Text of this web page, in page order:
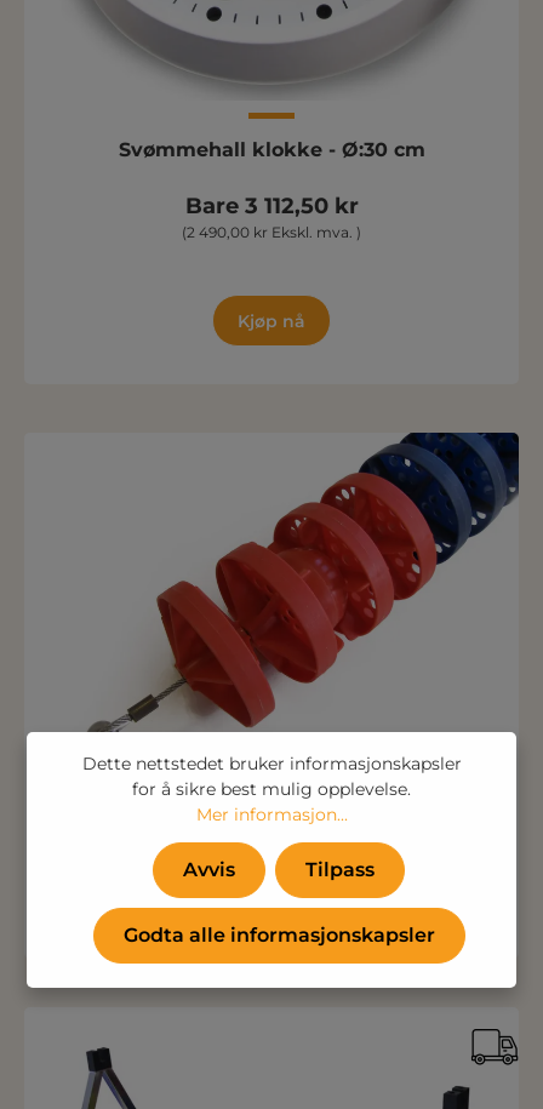
Svømmehall klokke - Ø:30 cm
Bare 3 112,50 kr
(2 490,00 kr Ekskl. mva. )
Kjøp nå
Banemarkering Moscovo - 25 m
Dette nettstedet bruker informasjonskapsler
for å sikre best mulig opplevelse.
Mer informasjon...
Avvis Tilpass
Godta alle informasjonskapsler